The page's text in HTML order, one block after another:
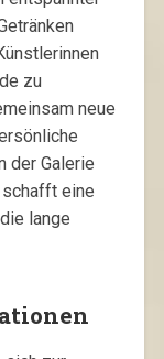
zu
neue
der Galerie
eine
lange